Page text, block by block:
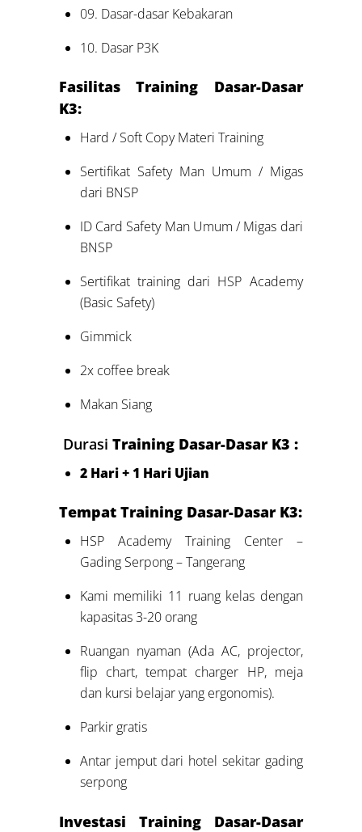
09. Dasar-dasar Kebakaran
10. Dasar P3K
Fasilitas Training Dasar-Dasar
K3:
Hard / Soft Copy Materi Training
Sertifikat Safety Man Umum / Migas
dari BNSP
ID Card Safety Man Umum / Migas dari
BNSP
Sertifikat training dari HSP Academy
(Basic Safety)
Gimmick
2x coffee break
Makan Siang
Durasi Training Dasar-Dasar K3 :
2 Hari + 1 Hari Ujian
Tempat Training Dasar-Dasar K3:
HSP Academy Training Center –
Gading Serpong – Tangerang
Kami memiliki 11 ruang kelas dengan
kapasitas 3-20 orang
Ruangan nyaman (Ada AC, projector,
flip chart, tempat charger HP, meja
dan kursi belajar yang ergonomis).
Parkir gratis
Antar jemput dari hotel sekitar gading
serpong
Investasi Training Dasar-Dasar